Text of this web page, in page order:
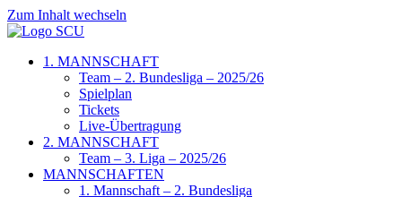
Zum Inhalt wechseln
1. MANNSCHAFT
Team – 2. Bundesliga – 2025/26
Spielplan
Tickets
Live-Übertragung
2. MANNSCHAFT
Team – 3. Liga – 2025/26
MANNSCHAFTEN
1. Mannschaft – 2. Bundesliga